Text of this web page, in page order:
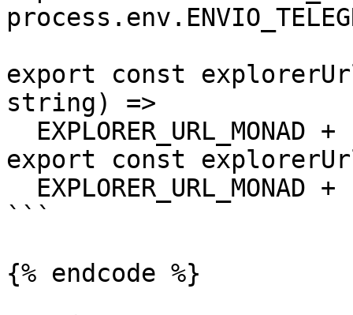
export const
string) =>
export const
```
{% endcode %}